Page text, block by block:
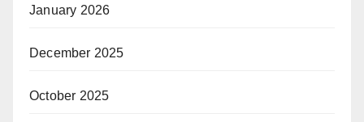
January 2026
December 2025
October 2025